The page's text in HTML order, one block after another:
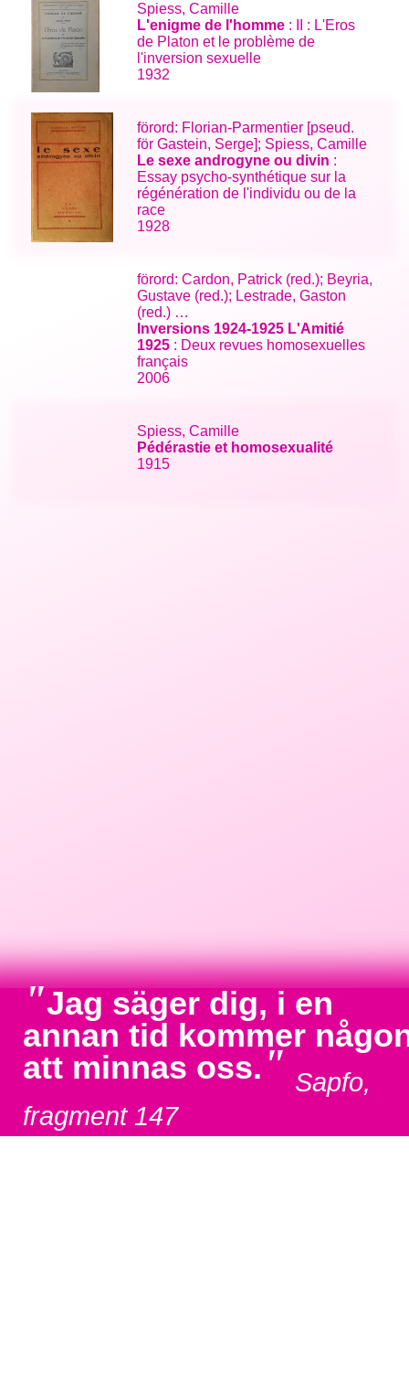
Spiess, Camille
L'enigme de l'homme : II : L'Eros
de Platon et le problème de
l'inversion sexuelle
1932
förord: Florian-Parmentier [pseud.
för Gastein, Serge]; Spiess, Camille
Le sexe androgyne ou divin :
Essay psycho-synthétique sur la
régénération de l'individu ou de la
race
1928
förord: Cardon, Patrick (red.); Beyria,
Gustave (red.); Lestrade, Gaston
(red.) …
Inversions 1924-1925 L'Amitié
1925 : Deux revues homosexuelles
français
2006
Spiess, Camille
Pédérastie et homosexualité
1915
"Jag säger dig, i en
annan tid kommer
att minnas oss. " Sapfo,
fragment 147